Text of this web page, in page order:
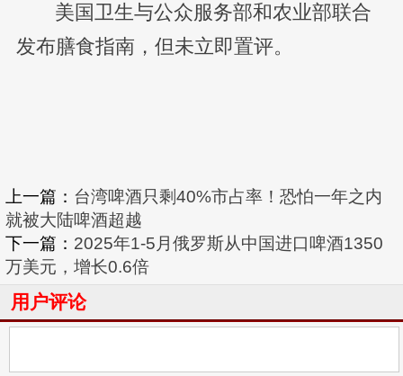
美国卫生与公众服务部和农业部联合
发布膳食指南，但未立即置评。
上一篇： 台湾啤酒只剩40%市占率！恐怕一年之内
就被大陆啤酒超越
下一篇： 2025年1-5月俄罗斯从中国进口啤酒1350
万美元，增长0.6倍
用户评论